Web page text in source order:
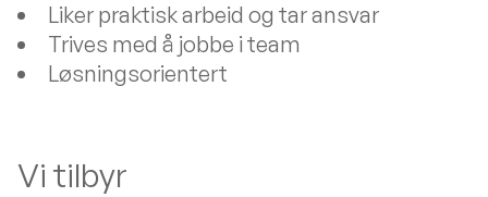
Liker praktisk arbeid og tar ansvar
Trives med å jobbe i team
Løsningsorientert
Vi tilbyr